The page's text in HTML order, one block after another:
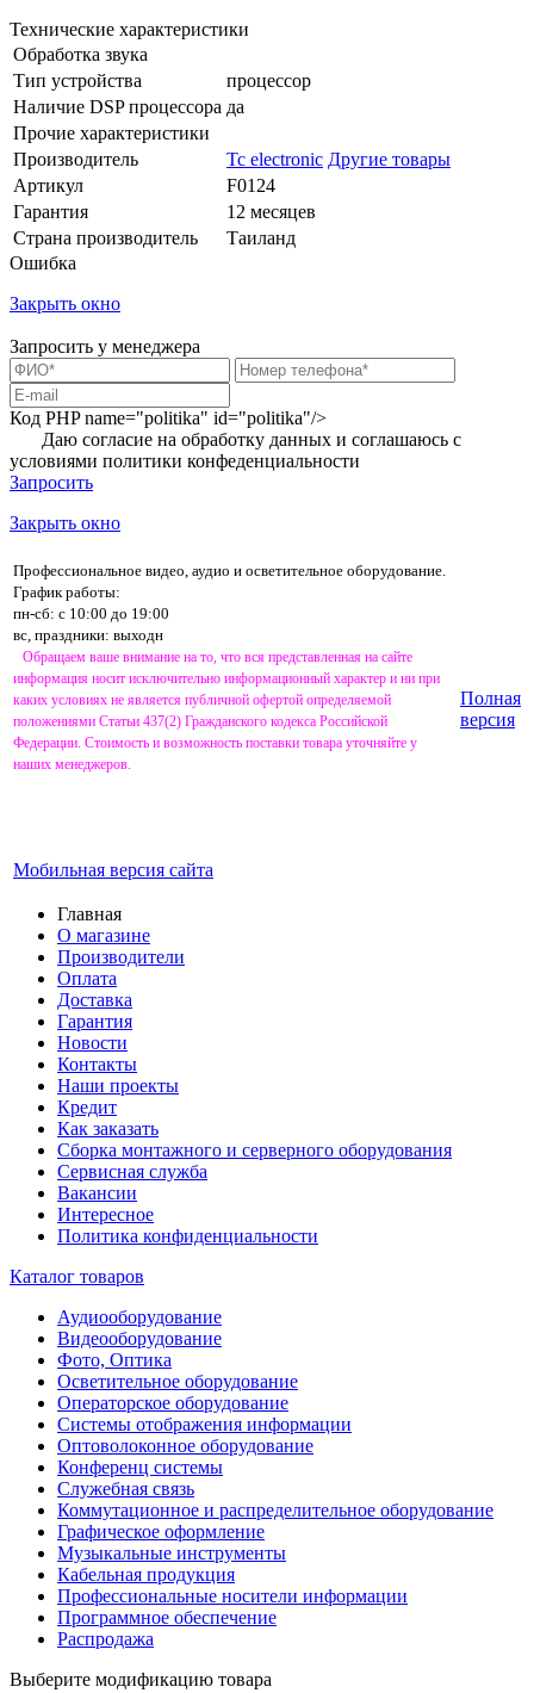
Технические характеристики
Обработка звука
Тип устройства
процессор
Наличие DSP процессора да
Прочие характеристики
Производитель
Tc electronic Другие товары
Артикул
F0124
Гарантия
12 месяцев
Страна производитель
Таиланд
Ошибка
Закрыть окно
Запросить у менеджера
Код PHPname="politika" id="politika"/>
Даю согласие на обработку данных и соглашаюсь с
условиями политики конфеденциальности
Запросить
Закрыть окно
Профессиональное видео, аудио и осветительное оборудование.
График работы:
пн-сб: с 10:00 до 19:00
вс, праздники: выходн
Обращаем ваше внимание на то, что вся представленная на сайте
информация носит исключительно информационный характер и ни при
каких условиях не является публичной офертой определяемой
положениями Статьи 437(2) Гражданского кодекса Российской
Федерации. Стоимость и возможность поставки товара уточняйте у
наших менеджеров.
Мобильная версия сайта
Полная
версия
Главная
О магазине
Производители
Оплата
Доставка
Гарантия
Новости
Контакты
Наши проекты
Кредит
Как заказать
Сборка монтажного и серверного оборудования
Сервисная служба
Вакансии
Интересное
Политика конфиденциальности
Каталог товаров
Аудиооборудование
Видеооборудование
Фото, Оптика
Осветительное оборудование
Операторское оборудование
Системы отображения информации
Оптоволоконное оборудование
Конференц системы
Служебная связь
Коммутационное и распределительное оборудование
Графическое оформление
Музыкальные инструменты
Кабельная продукция
Профессиональные носители информации
Программное обеспечение
Распродажа
Выберите модификацию товара